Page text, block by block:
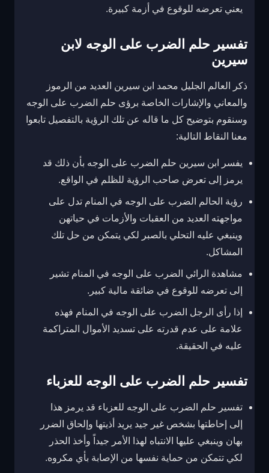
يعني تعرضه للوقوع في أزمة كبيرة.
تفسير حلم الضرب على الوجه لابن
سيرين
ذكر العالم الجليل محمد ابن سيرين العديد من الرموز
والمعاني والإشارات الخاصة برؤى حلم الضرب على الوجه
وسنقوم بتوضيح كل ما قاله عن تلك الرؤية بالتفصيل تابعوا
معنا النقاط التالية:
يفسر ابن سيرين حلم الضرب على الوجه بأن ذلك قد
يرمز إلى تعرض صاحب الرؤية للظلم في الواقع.
رؤية الحالم الضرب على الوجه في المنام تدل على
مواجهته العديد من العقبات والأزمات في حياتهن
وينبغي عليه التحلي بالصبر لكي يتمكن من حل تلك
المشاكل.
مشاهدة الرائي الضرب على الوجه في المنام تشير
إلى تعرضه للوقوع في ضائقة مالية كبير.
إذا رأى الرجل الضرب على الوجه في المنام فهذه
علامة على عدم قدرته على تسديد الأموال المتراكمة
عليه في الحقيقة.
تفسير حلم الضرب على الوجه للعزباء
تفسير حلم الضرب على الوجه للعزباء قد يرمز هذا
إلى إحاطتها بشخص غير جيد يريد أذيتها وإلحاق الضرر
بهان وينبغي عليها الانتباه لهذا الأمر جيداً وأخذ الحذر
لكي تتمكن من حماية نفسها من الإصابة بأي مكروه.